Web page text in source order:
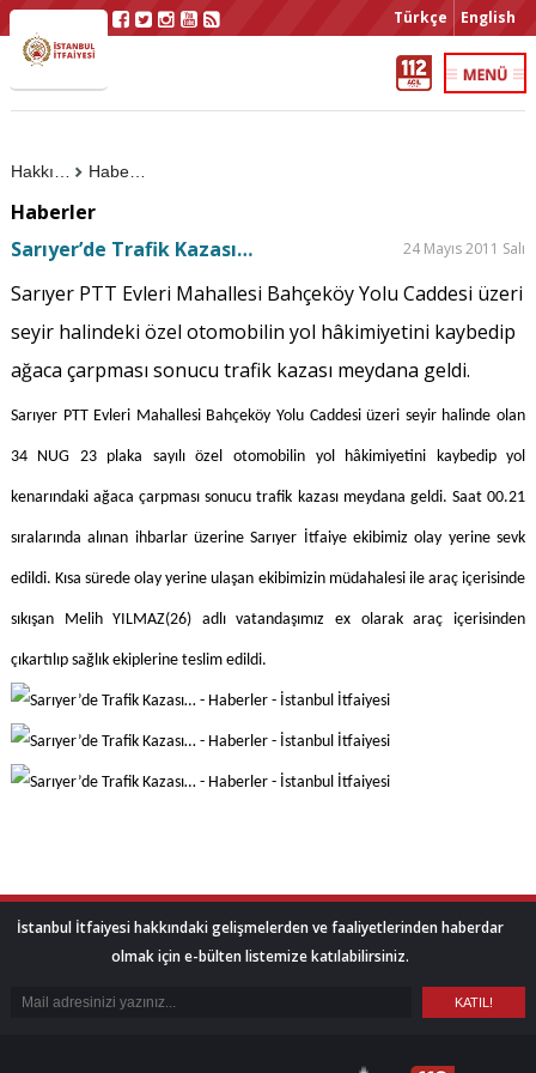
Türkçe English
Haberler
Haberler
Sarıyer’de Trafik Kazası…
24 Mayıs 2011 Salı
Sarıyer PTT Evleri Mahallesi Bahçeköy Yolu Caddesi üzeri
seyir halindeki özel otomobilin yol hâkimiyetini kaybedip
ağaca çarpması sonucu trafik kazası meydana geldi.
Sarıyer PTT Evleri Mahallesi Bahçeköy Yolu Caddesi üzeri seyir halinde olan
34 NUG 23 plaka sayılı özel otomobilin yol hâkimiyetini kaybedip yol
kenarındaki ağaca çarpması sonucu trafik kazası meydana geldi. Saat 00.21
sıralarında alınan ihbarlar üzerine Sarıyer İtfaiye ekibimiz olay yerine sevk
edildi. Kısa sürede olay yerine ulaşan ekibimizin müdahalesi ile araç içerisinde
sıkışan Melih YILMAZ(26) adlı vatandaşımız ex olarak araç içerisinden
çıkartılıp sağlık ekiplerine teslim edildi.
İstanbul İtfaiyesi hakkındaki gelişmelerden ve faaliyetlerinden haberdar
olmak için e-bülten listemize katılabilirsiniz.